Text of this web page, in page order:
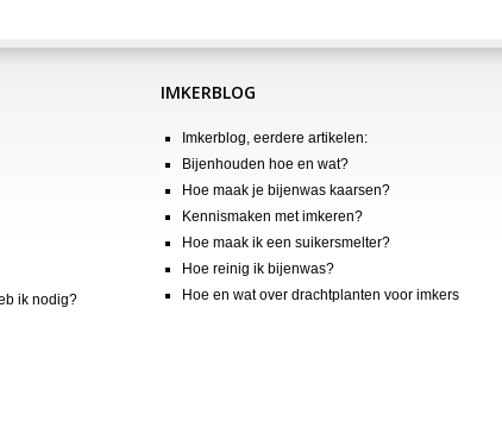
ik nodig?
IMKERBLOG
Imkerblog, eerdere artikelen:
Bijenhouden hoe en wat?
Hoe maak je bijenwas kaarsen?
Kennismaken met imkeren?
Hoe maak ik een suikersmelter?
Hoe reinig ik bijenwas?
Hoe en wat over drachtplanten voor imkers